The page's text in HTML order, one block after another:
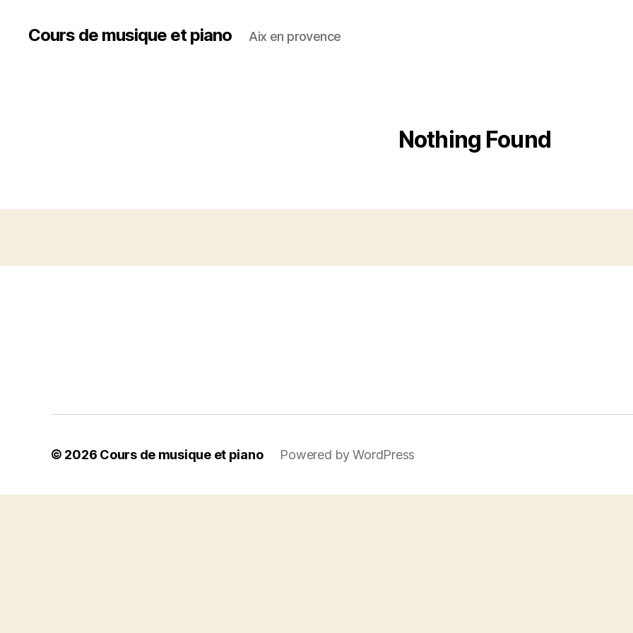
Cours de musique et piano Aix en provence
Nothing Found
© 2026 Cours de musique et piano Powered by WordPress